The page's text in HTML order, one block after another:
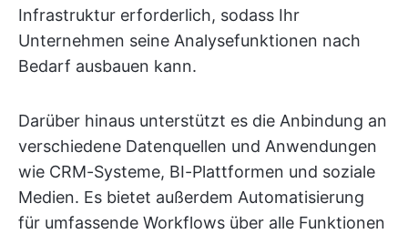
Infrastruktur erforderlich, sodass Ihr
Unternehmen seine Analysefunktionen nach
Bedarf ausbauen kann.
Darüber hinaus unterstützt es die Anbindung an
verschiedene Datenquellen und Anwendungen
wie CRM-Systeme, BI-Plattformen und soziale
Medien. Es bietet außerdem Automatisierung
für umfassende Workflows über alle Funktionen